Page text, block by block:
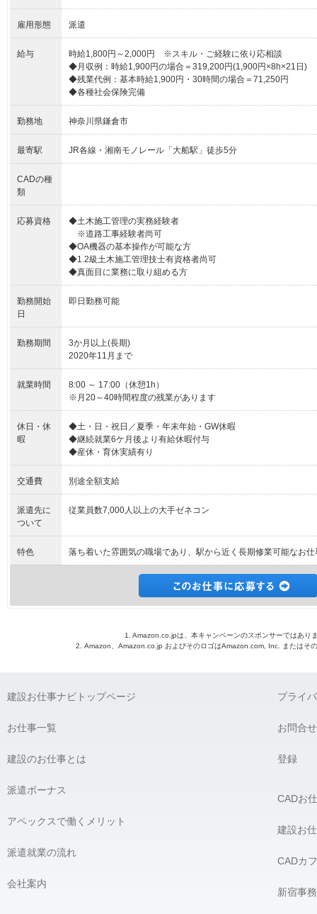
雇用形態 派遣
給与
時給1,800円～2,000円 ※スキル・ご経験に依り応相談
◆月収例：時給1,900円の場合＝319,200円(1,900円×8h×21日)
◆残業代例：基本時給1,900円・30時間の場合＝71,250円
◆各種社会保険完備
勤務地 神奈川県鎌倉市
最寄駅 JR各線・湘南モノレール「大船駅」徒歩5分
CADの種
類
応募資格
◆土木施工管理の実務経験者
※道路工事経験者尚可
◆OA機器の基本操作が可能な方
◆1.2級土木施工管理技士有資格者尚可
◆真面目に業務に取り組める方
勤務開始
日
即日勤務可能
勤務期間
3か月以上(長期)
2020年11月まで
就業時間
8:00 ～ 17:00（休憩1h）
※月20～40時間程度の残業があります
休日・休
暇
◆土・日・祝日／夏季・年末年始・GW休暇
◆継続就業6ケ月後より有給休暇付与
◆産休・育休実績有り
交通費 別途全額支給
派遣先に
ついて
従業員数7,000人以上の大手ゼネコン
特色 落ち着いた雰囲気の職場であり、駅から近く長期修業可能なお仕
1. Amazon.co.jpは、本キャンペーンのスポンサーではあり
2. Amazon、Amazon.co.jp およびそのロゴはAmazon.com, Inc. またはそ
建設お仕事ナビトップページ
お仕事一覧
建設のお仕事とは
派遣ボーナス
アペックスで働くメリット
派遣就業の流れ
会社案内
プライ
お問合せ
登録
CADお
建設お
CADカ
新宿事